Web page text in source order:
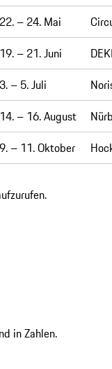
22. – 24. Mai
19. – 21. Juni
3. – 5. Juli
14. – 16. August
9. – 11. Oktober
in Zahlen.